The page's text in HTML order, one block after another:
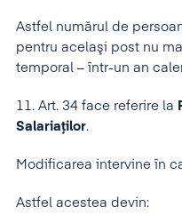
Astfel numărul de
pentru acelaşi post nu
temporal – într-un an
11. Art. 34 face referire la
Salariaţilor.
Modificarea intervine în
Astfel acestea devin: